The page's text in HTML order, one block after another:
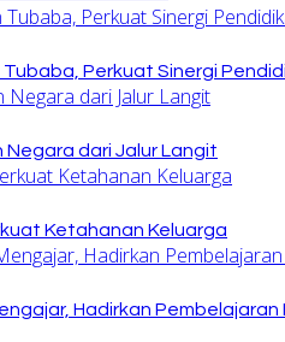
Perkuat Sinergi
dari Jalur Langit
Ketahanan Keluarga
Hadirkan